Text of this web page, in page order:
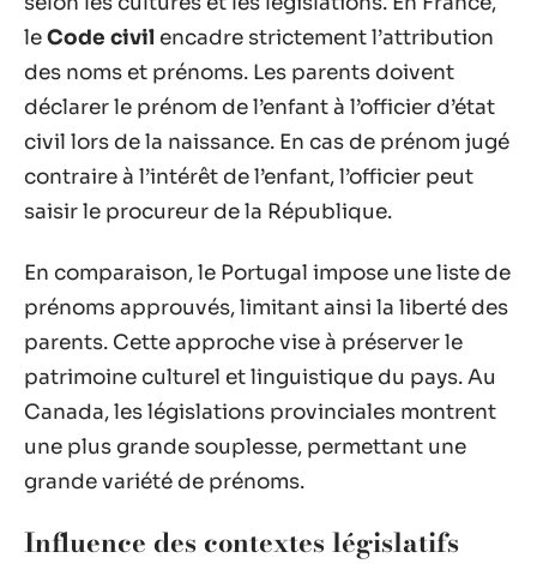
leCode civil encadre strictement l’attribution
des noms et prénoms. Les parents doivent
déclarer le prénom de l’enfant à l’officier d’état
civil lors de la naissance. En cas de prénom jugé
contraire à l’intérêt de l’enfant, l’officier peut
saisir le procureur de la République.
En comparaison, le Portugal impose une liste de
prénoms approuvés, limitant ainsi la liberté des
parents. Cette approche vise à préserver le
patrimoine culturel et linguistique du pays. Au
Canada, les législations provinciales montrent
une plus grande souplesse, permettant une
grande variété de prénoms.
Influence des contextes législatifs